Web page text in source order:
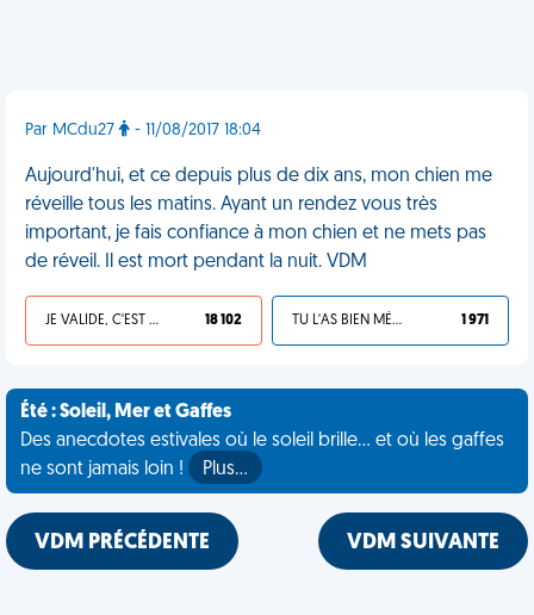
Par MCdu27 - 11/08/2017 18:04
Aujourd'hui, et ce depuis plus de dix ans, mon chien me
réveille tous les matins. Ayant un rendez vous très
important, je fais confiance à mon chien et ne mets pas
de réveil. Il est mort pendant la nuit. VDM
JE VALIDE, C'EST UNE VDM 18 102 TU L'AS BIEN MÉRITÉ 1 971
Été : Soleil, Mer et Gaffes
Des anecdotes estivales où le soleil brille... et où les gaffes
ne sont jamais loin !
Plus…
VDM PRÉCÉDENTE VDM SUIVANTE